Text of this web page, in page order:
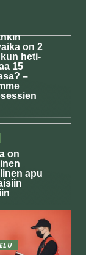
on 2
heti-
15
–
on
apu